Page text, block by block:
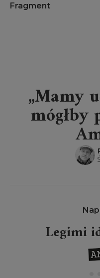
Fragment
„Mamy
mógłby
Legimi